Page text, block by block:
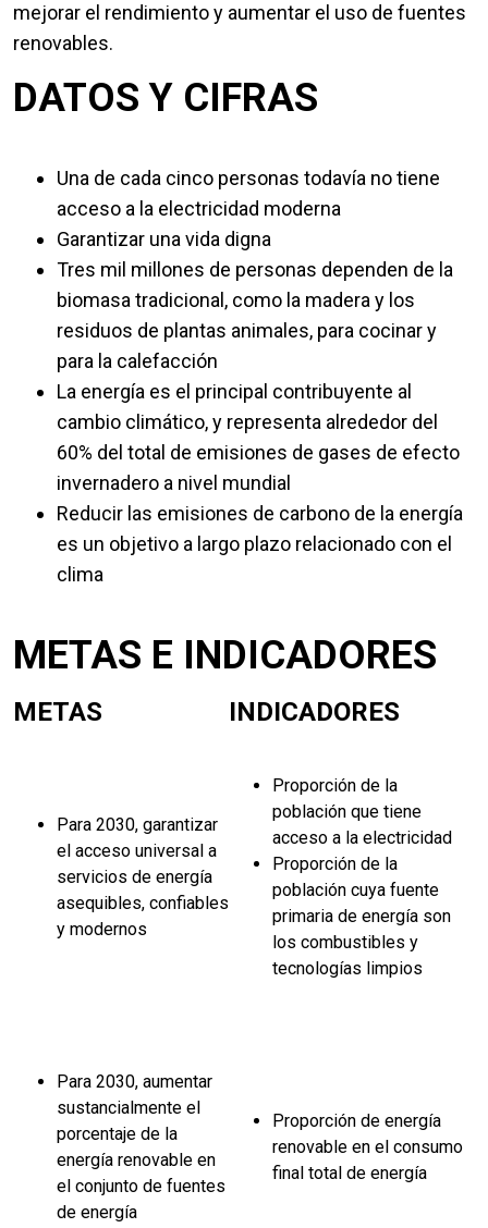
mejorar el rendimiento y aumentar el uso de fuentes
renovables.
DATOS Y CIFRAS
Una de cada cinco personas todavía no tiene
acceso a la electricidad moderna
Garantizar una vida digna
Tres mil millones de personas dependen de la
biomasa tradicional, como la madera y los
residuos de plantas animales, para cocinar y
para la calefacción
La energía es el principal contribuyente al
cambio climático, y representa alrededor del
60% del total de emisiones de gases de efecto
invernadero a nivel mundial
Reducir las emisiones de carbono de la energía
es un objetivo a largo plazo relacionado con el
clima
METAS E INDICADORES
METAS INDICADORES
Para 2030, garantizar
el acceso universal a
servicios de energía
asequibles, confiables
y modernos
Proporción de la
población que tiene
acceso a la electricidad
Proporción de la
población cuya fuente
primaria de energía son
los combustibles y
tecnologías limpios
Para 2030, aumentar
sustancialmente el
porcentaje de la
energía renovable en
el conjunto de fuentes
de energía
Proporción de energía
renovable en el consumo
final total de energía